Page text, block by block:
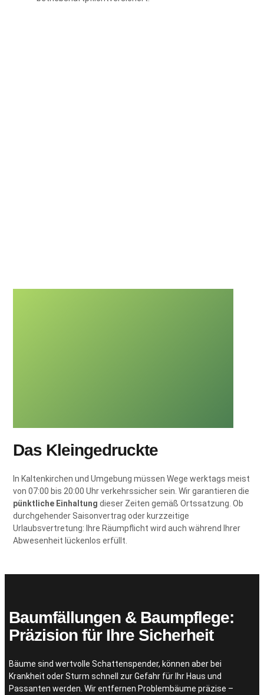
Das Kleingedruckte
In Kaltenkirchen und Umgebung müssen Wege werktags meist
von 07:00 bis 20:00 Uhr verkehrssicher sein. Wir garantieren die
pünktliche Einhaltung dieser Zeiten gemäß Ortssatzung. Ob
durchgehender Saisonvertrag oder kurzzeitige
Urlaubsvertretung: Ihre Räumpflicht wird auch während Ihrer
Abwesenheit lückenlos erfüllt.
Baumfällungen & Baumpflege:
Präzision für Ihre Sicherheit
Bäume sind wertvolle Schattenspender, können aber bei
Krankheit oder Sturm schnell zur Gefahr für Ihr Haus und
Passanten werden. Wir entfernen Problembäume präzise –